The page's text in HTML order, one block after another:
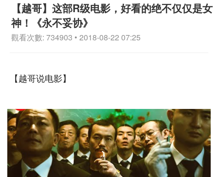
【越哥】这部R级电影，好看的绝不仅仅是女
神！《永不妥协》
觀看次數: 734903 • 2018-08-22 07:25
【越哥说电影】